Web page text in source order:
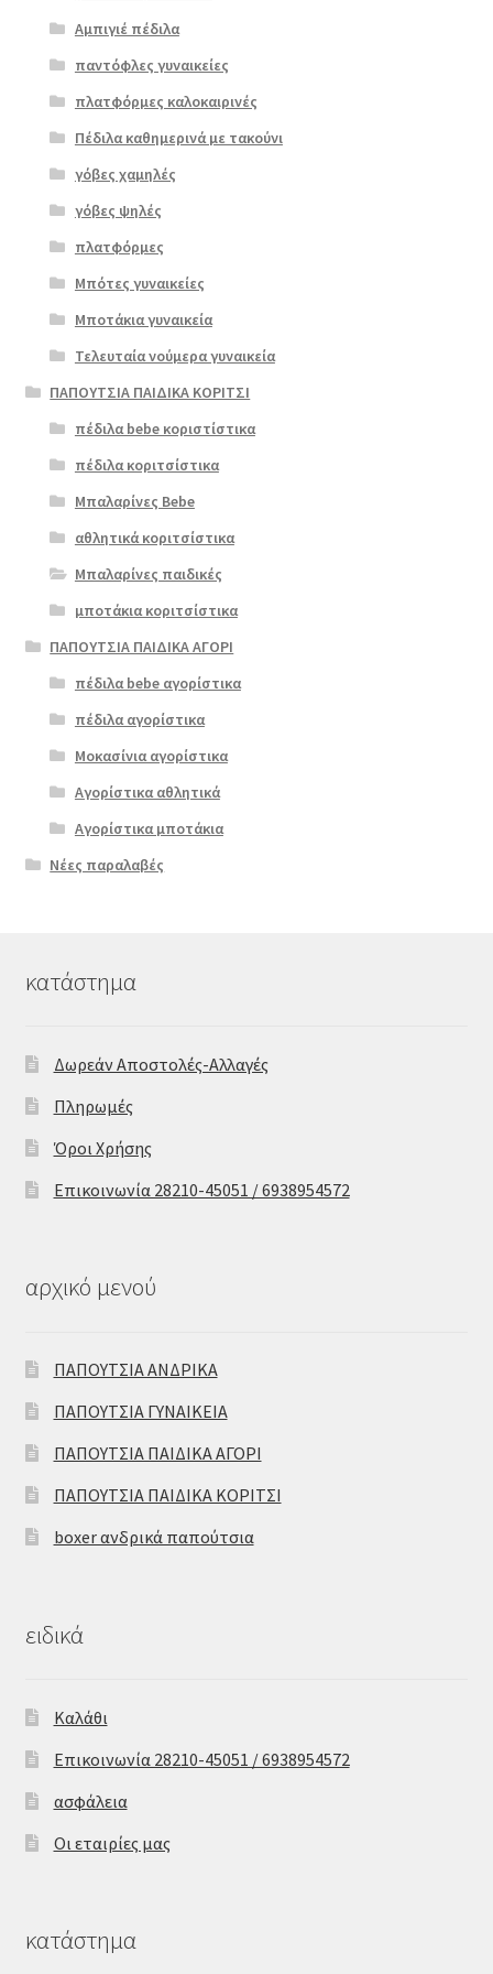
Επιλο
Αμπιγιέ πέδιλα
παντόφλες γυναικείες
πλατφόρμες καλοκαιρινές
Πέδιλα καθημερινά με τακούνι
γόβες χαμηλές
γόβες ψηλές
πλατφόρμες
Μπότες γυναικείες
Μποτάκια γυναικεία
Τελευταία νούμερα γυναικεία
ΠΑΠΟΥΤΣΙΑ ΠΑΙΔΙΚΑ ΚΟΡΙΤΣΙ
πέδιλα bebe κοριστίστικα
πέδιλα κοριτσίστικα
Μπαλαρίνες Bebe
αθλητικά κοριτσίστικα
Μπαλαρίνες παιδικές
μποτάκια κοριτσίστικα
ΠΑΠΟΥΤΣΙΑ ΠΑΙΔΙΚΑ ΑΓΟΡΙ
πέδιλα bebe αγορίστικα
πέδιλα αγορίστικα
Μοκασίνια αγορίστικα
Αγορίστικα αθλητικά
Αγορίστικα μποτάκια
Νέες παραλαβές
κατάστημα
Δωρεάν Αποστολές-Αλλαγές
Πληρωμές
Όροι Χρήσης
Επικοινωνία 28210-45051 / 6938954572
αρχικό μενού
ΠΑΠΟΥΤΣΙΑ ΑΝΔΡΙΚΑ
ΠΑΠΟΥΤΣΙΑ ΓΥΝΑΙΚΕΙΑ
ΠΑΠΟΥΤΣΙΑ ΠΑΙΔΙΚΑ ΑΓΟΡΙ
ΠΑΠΟΥΤΣΙΑ ΠΑΙΔΙΚΑ ΚΟΡΙΤΣΙ
boxer ανδρικά παπούτσια
ειδικά
Καλάθι
Επικοινωνία 28210-45051 / 6938954572
ασφάλεια
Οι εταιρίες μας
κατάστημα